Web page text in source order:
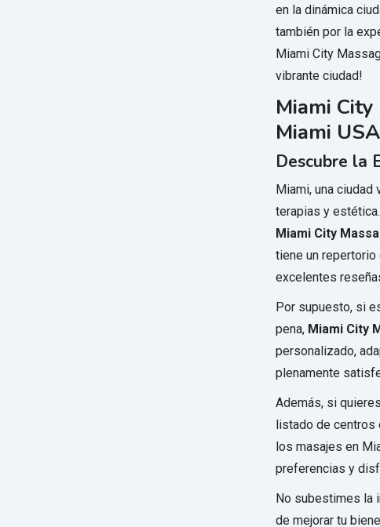
en la dinámica
también por la
Miami City
vibrante ciudad!
Miami
Miami USA
Descubre la
Miami, una ciudad
terapias y
Miami City
tiene un
excelentes
Por supuesto, si
pena, Miami City
personalizado,
plenamente
Además, si
listado de centros
los masajes en
preferencias y
No subestimes la
de mejorar tu